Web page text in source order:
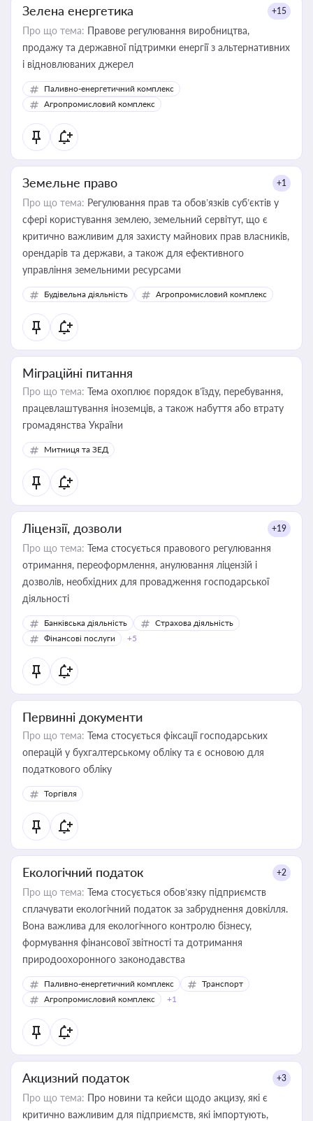
Зелена енергетика +15
Про що тема: Правове регулювання виробництва,
продажу та державної підтримки енергії з альтернативних
і відновлюваних джерел
Паливно-енергетичний комплекс
Агропромисловий комплекс
Земельне право +1
Про що тема: Регулювання прав та обов’язків суб’єктів у
сфері користування землею, земельний сервітут, що є
критично важливим для захисту майнових прав власників,
орендарів та держави, а також для ефективного
управління земельними ресурсами
Будівельна діяльність Агропромисловий комплекс
Міграційні питання
Про що тема: Тема охоплює порядок в’їзду, перебування,
працевлаштування іноземців, а також набуття або втрату
громадянства України
Митниця та ЗЕД
Ліцензії, дозволи +19
Про що тема: Тема стосується правового регулювання
отримання, переоформлення, анулювання ліцензій і
дозволів, необхідних для провадження господарської
діяльності
Банківська діяльність
Страхова діяльність
Фінансові послуги
+5
Первинні документи
Про що тема: Тема стосується фіксації господарських
операцій у бухгалтерському обліку та є основою для
податкового обліку
Торгівля
Екологічний податок +2
Про що тема: Тема стосується обов’язку підприємств
сплачувати екологічний податок за забруднення довкілля.
Вона важлива для екологічного контролю бізнесу,
формування фінансової звітності та дотримання
природоохоронного законодавства
Паливно-енергетичний комплекс
Транспорт
Агропромисловий комплекс
+1
Акцизний податок +3
Про що тема: Про новини та кейси щодо акцизу, які є
критично важливим для підприємств, які імпортують,